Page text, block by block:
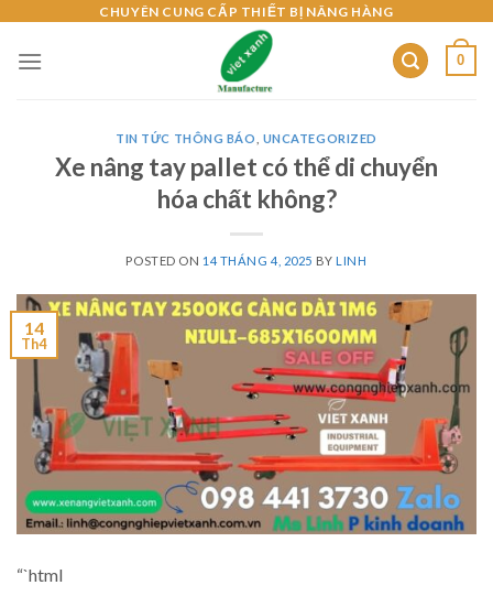
content
CHUYÊN CUNG CẤP THIẾT BỊ NÂNG HÀNG
0
TIN TỨC THÔNG BÁO UNCATEGORIZED
Xe nâng tay pallet có thể di chuyển
hóa chất không?
POSTED ON 14 THÁNG 4, 2025 BYLINH
14
Th4
“`html